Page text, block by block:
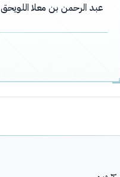
عبد الرحمن بن معلا اللويحق